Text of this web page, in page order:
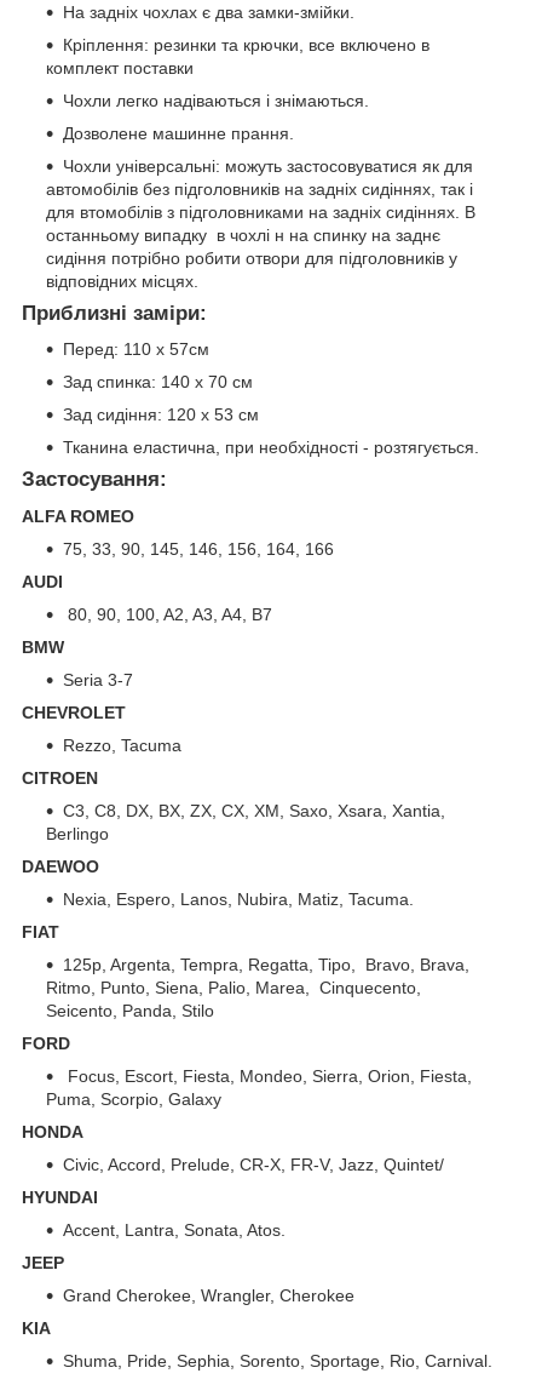
На задніх чохлах є два замки-змійки.
Кріплення: резинки та крючки, все включено в
комплект поставки
Чохли легко надіваються і знімаються.
Дозволене машинне прання.
Чохли універсальні: можуть застосовуватися як для
автомобілів без підголовників на задніх сидіннях, так і
для втомобілів з підголовниками на задніх сидіннях. В
останньому випадку в чохлі н на спинку на заднє
сидіння потрібно робити отвори для підголовників у
відповідних місцях.
Приблизні заміри:
Перед: 110 х 57см
Зад спинка: 140 х 70 см
Зад сидіння: 120 х 53 см
Тканина еластична, при необхідності - розтягується.
Застосування:
ALFA ROMEO
75, 33, 90, 145, 146, 156, 164, 166
AUDI
80, 90, 100, A2, A3, A4, B7
BMW
Seria 3-7
CHEVROLET
Rezzo, Tacuma
CITROEN
C3, C8, DX, BX, ZX, CX, XM, Saxo, Xsara, Xantia,
Berlingo
DAEWOO
Nexia, Espero, Lanos, Nubira, Matiz, Tacuma.
FIAT
125p, Argenta, Tempra, Regatta, Tipo, Bravo, Brava,
Ritmo, Punto, Siena, Palio, Marea, Cinquecento,
Seicento, Panda, Stilo
FORD
Focus, Escort, Fiesta, Mondeo, Sierra, Orion, Fiesta,
Puma, Scorpio, Galaxy
HONDA
Civic, Accord, Prelude, CR-X, FR-V, Jazz, Quintet/
HYUNDAI
Accent, Lantra, Sonata, Atos.
JEEP
Grand Cherokee, Wrangler, Cherokee
KIA
Shuma, Pride, Sephia, Sorento, Sportage, Rio, Carnival.